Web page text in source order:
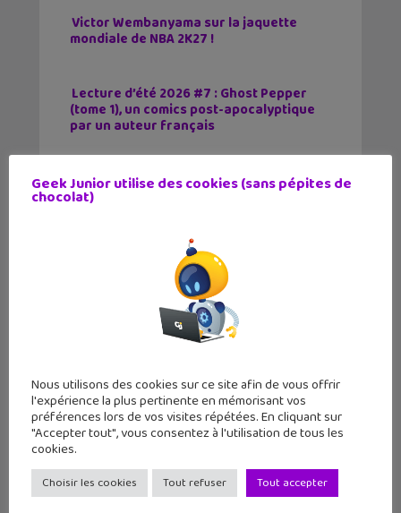
Victor Wembanyama sur la jaquette
mondiale de NBA 2K27 !
Lecture d’été 2026 #7 : Ghost Pepper
(tome 1), un comics post-apocalyptique
par un auteur français
Les sorties geek de l’été à Paris : One
Piece au musée Grévin, Zoo Art Show,
Fantomapp
Protection
Article précédent
Vocageek #48 :
pourquoi une IA «
h...
Article suivant
Utop'IA, la BD qui
Geek Junior utilise des cookies (sans pépites de
chocolat)
Nous utilisons des cookies sur ce site afin de vous offrir
l'expérience la plus pertinente en mémorisant vos
préférences lors de vos visites répétées. En cliquant sur
"Accepter tout", vous consentez à l'utilisation de tous les
cookies.
Choisir les cookies Tout refuser Tout accepter